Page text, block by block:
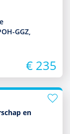
GGZ,
€ 235
en